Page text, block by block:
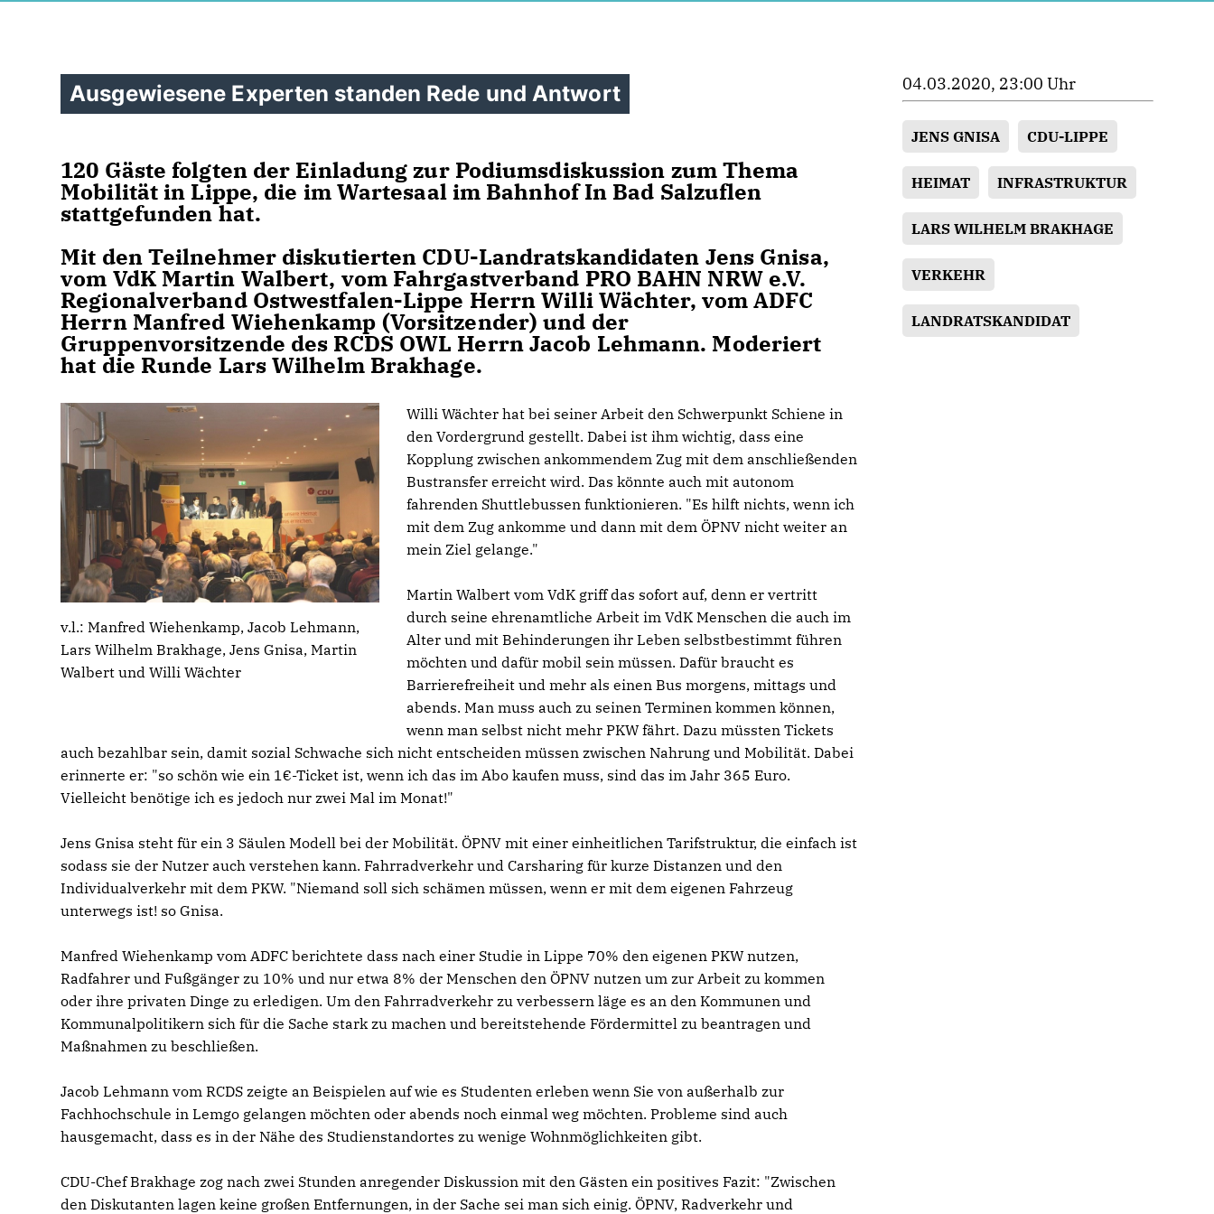
Ausgewiesene Experten standen Rede und Antwort
120 Gäste folgten der Einladung zur Podiumsdiskussion zum Thema
Mobilität in Lippe, die im Wartesaal im Bahnhof In Bad Salzuflen
stattgefunden hat.
Mit den Teilnehmer diskutierten CDU-Landratskandidaten Jens Gnisa,
vom VdK Martin Walbert, vom Fahrgastverband PRO BAHN NRW e.V.
Regionalverband Ostwestfalen-Lippe Herrn Willi Wächter, vom ADFC
Herrn Manfred Wiehenkamp (Vorsitzender) und der
Gruppenvorsitzende des RCDS OWL Herrn Jacob Lehmann. Moderiert
hat die Runde Lars Wilhelm Brakhage.
v.l.: Manfred Wiehenkamp, Jacob Lehmann,
Lars Wilhelm Brakhage, Jens Gnisa, Martin
Walbert und Willi Wächter
Willi Wächter hat bei seiner Arbeit den Schwerpunkt Schiene in
den Vordergrund gestellt. Dabei ist ihm wichtig, dass eine
Kopplung zwischen ankommendem Zug mit dem anschließenden
Bustransfer erreicht wird. Das könnte auch mit autonom
fahrenden Shuttlebussen funktionieren. "Es hilft nichts, wenn ich
mit dem Zug ankomme und dann mit dem ÖPNV nicht weiter an
mein Ziel gelange."
Martin Walbert vom VdK griff das sofort auf, denn er vertritt
durch seine ehrenamtliche Arbeit im VdK Menschen die auch im
Alter und mit Behinderungen ihr Leben selbstbestimmt führen
möchten und dafür mobil sein müssen. Dafür braucht es
Barrierefreiheit und mehr als einen Bus morgens, mittags und
abends. Man muss auch zu seinen Terminen kommen können,
wenn man selbst nicht mehr PKW fährt. Dazu müssten Tickets
auch bezahlbar sein, damit sozial Schwache sich nicht entscheiden müssen zwischen Nahrung und Mobilität. Dabei
erinnerte er: "so schön wie ein 1€-Ticket ist, wenn ich das im Abo kaufen muss, sind das im Jahr 365 Euro.
Vielleicht benötige ich es jedoch nur zwei Mal im Monat!"
Jens Gnisa steht für ein 3 Säulen Modell bei der Mobilität. ÖPNV mit einer einheitlichen Tarifstruktur, die einfach ist
sodass sie der Nutzer auch verstehen kann. Fahrradverkehr und Carsharing für kurze Distanzen und den
Individualverkehr mit dem PKW. "Niemand soll sich schämen müssen, wenn er mit dem eigenen Fahrzeug
unterwegs ist! so Gnisa.
Manfred Wiehenkamp vom ADFC berichtete dass nach einer Studie in Lippe 70% den eigenen PKW nutzen,
Radfahrer und Fußgänger zu 10% und nur etwa 8% der Menschen den ÖPNV nutzen um zur Arbeit zu kommen
oder ihre privaten Dinge zu erledigen. Um den Fahrradverkehr zu verbessern läge es an den Kommunen und
Kommunalpolitikern sich für die Sache stark zu machen und bereitstehende Fördermittel zu beantragen und
Maßnahmen zu beschließen.
Jacob Lehmann vom RCDS zeigte an Beispielen auf wie es Studenten erleben wenn Sie von außerhalb zur
Fachhochschule in Lemgo gelangen möchten oder abends noch einmal weg möchten. Probleme sind auch
hausgemacht, dass es in der Nähe des Studienstandortes zu wenige Wohnmöglichkeiten gibt.
CDU-Chef Brakhage zog nach zwei Stunden anregender Diskussion mit den Gästen ein positives Fazit: "Zwischen
den Diskutanten lagen keine großen Entfernungen, in der Sache sei man sich einig. ÖPNV, Radverkehr und
04.03.2020, 23:00 Uhr
JENS GNISA CDU-LIPPE
HEIMAT INFRASTRUKTUR
LARS WILHELM BRAKHAGE
VERKEHR
LANDRATSKANDIDAT